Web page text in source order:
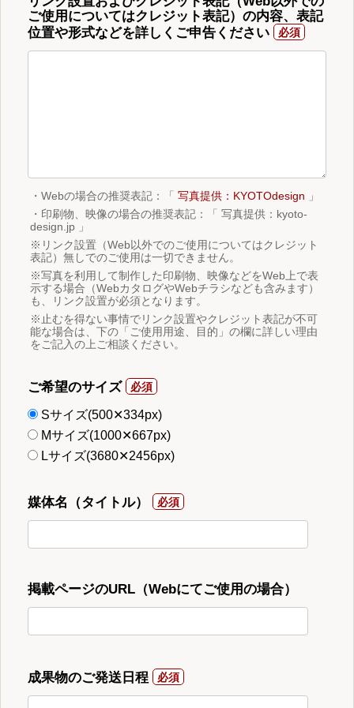
ご使用についてはクレジット表記）の内容、表記
位置や形式などを詳しくご申告ください
・Webの場合の推奨表記：「 写真提供：KYOTOdesign 」
・印刷物、映像の場合の推奨表記：「 写真提供：kyoto-
design.jp 」
※リンク設置（Web以外でのご使用についてはクレジット
表記）無しでのご使用は一切できません。
※写真を利用して制作した印刷物、映像などをWeb上で表
示する場合（WebカタログやWebチラシなども含みます）
も、リンク設置が必須となります。
※止むを得ない事情でリンク設置やクレジット表記が不可
能な場合は、下の「ご使用用途、目的」の欄に詳しい理由
をご記入の上ご相談ください。
ご希望のサイズ
Sサイズ(500✕334px)
Mサイズ(1000✕667px)
Lサイズ(3680✕2456px)
媒体名（タイトル）
掲載ページのURL（Webにてご使用の場合）
成果物のご発送日程